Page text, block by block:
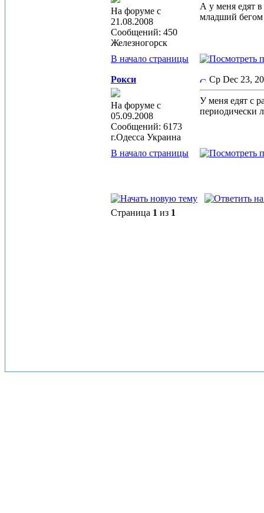
На форуме с
21.08.2008
Сообщений: 450
Железногорск
А у меня едят
младший бегом
В начало страницы
Рокси
На форуме с
05.09.2008
Сообщений: 6173
г.Одесса Украина
Ср Dec 23,
У меня едят с
периодически
В начало страницы
Страница 1 из 1